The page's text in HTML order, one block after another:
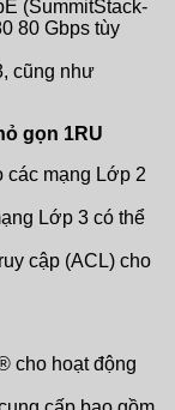
(SummitStack-
80 Gbps tùy
cũng như
gọn 1RU
các mạng Lớp 2
Lớp 3 có thể
cập (ACL) cho
cho hoạt động